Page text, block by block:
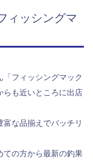
ィッシングマ
フィッシングマック
らも近いところに出店
な品揃えでバッチリ
ての方から最新の釣果